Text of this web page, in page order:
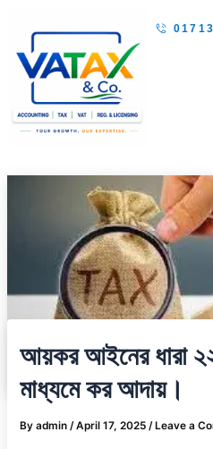
content
আয়কর আইনের ধারা
মাধ্যমে কর আদায়।
Byadmin/April 17, 2025/ Leave a